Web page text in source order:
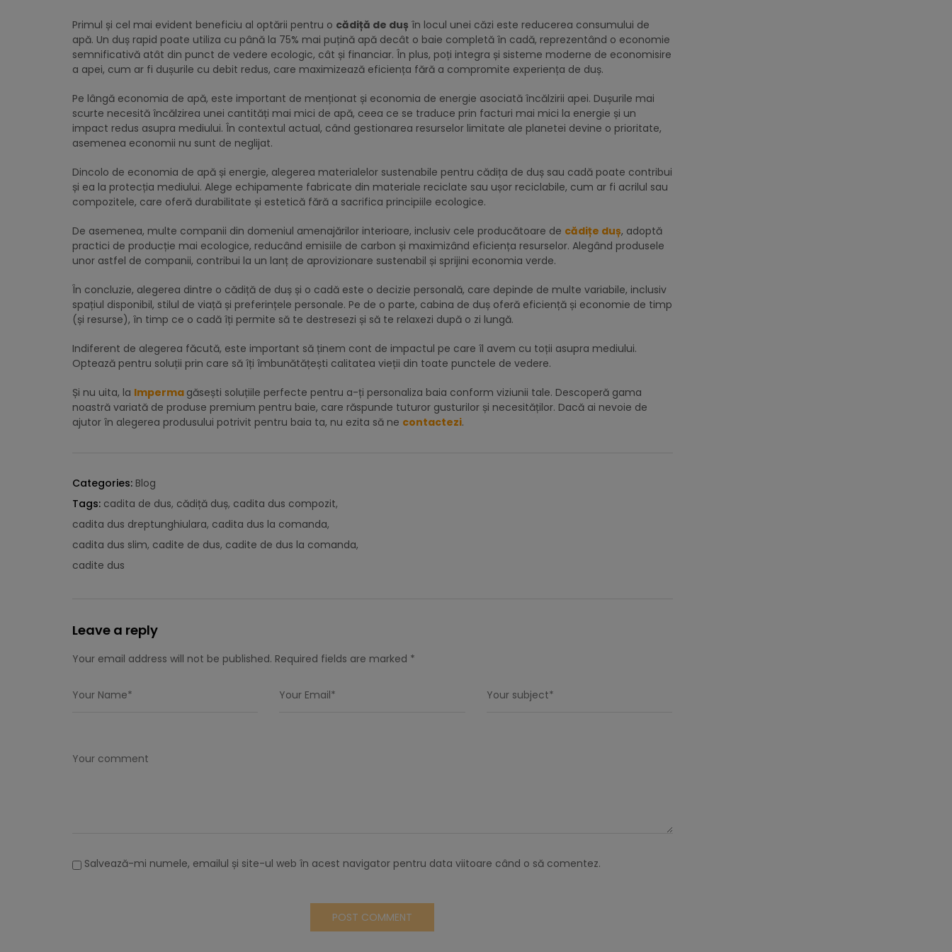
Primul și cel mai evident beneficiu al optării pentru o cădiță de duș în locul unei căzi este reducerea consumului de
apă. Un duș rapid poate utiliza cu până la 75% mai puțină apă decât o baie completă în cadă, reprezentând o economie
semnificativă atât din punct de vedere ecologic, cât și financiar. În plus, poți integra și sisteme moderne de economisire
a apei, cum ar fi dușurile cu debit redus, care maximizează eficiența fără a compromite experiența de duș.
Pe lângă economia de apă, este important de menționat și economia de energie asociată încălzirii apei. Dușurile mai
scurte necesită încălzirea unei cantități mai mici de apă, ceea ce se traduce prin facturi mai mici la energie și un
impact redus asupra mediului. În contextul actual, când gestionarea resurselor limitate ale planetei devine o prioritate,
asemenea economii nu sunt de neglijat.
Dincolo de economia de apă și energie, alegerea materialelor sustenabile pentru cădița de duș sau cadă poate contribui
și ea la protecția mediului. Alege echipamente fabricate din materiale reciclate sau ușor reciclabile, cum ar fi acrilul sau
compozitele, care oferă durabilitate și estetică fără a sacrifica principiile ecologice.
De asemenea, multe companii din domeniul amenajărilor interioare, inclusiv cele producătoare de cădițe duș, adoptă
practici de producție mai ecologice, reducând emisiile de carbon și maximizând eficiența resurselor. Alegând produsele
unor astfel de companii, contribui la un lanț de aprovizionare sustenabil și sprijini economia verde.
În concluzie, alegerea dintre o cădiță de duș și o cadă este o decizie personală, care depinde de multe variabile, inclusiv
spațiul disponibil, stilul de viață și preferințele personale. Pe de o parte, cabina de duș oferă eficiență și economie de timp
(și resurse), în timp ce o cadă îți permite să te destresezi și să te relaxezi după o zi lungă.
Indiferent de alegerea făcută, este important să ținem cont de impactul pe care îl avem cu toții asupra mediului.
Optează pentru soluții prin care să îți îmbunătățești calitatea vieții din toate punctele de vedere.
Și nu uita, la Imperma găsești soluțiile perfecte pentru a-ți personaliza baia conform viziunii tale. Descoperă gama
noastră variată de produse premium pentru baie, care răspunde tuturor gusturilor și necesităților. Dacă ai nevoie de
ajutor în alegerea produsului potrivit pentru baia ta, nu ezita să ne contactezi.
Categories: Blog
Tags: cadita de dus, cădiță duș, cadita dus compozit,
cadita dus dreptunghiulara, cadita dus la comanda,
cadita dus slim, cadite de dus, cadite de dus la comanda,
cadite dus
Leave a reply
Your email address will not be published. Required fields are marked *
Salvează-mi numele, emailul și site-ul web în acest navigator pentru data viitoare când o să comentez.